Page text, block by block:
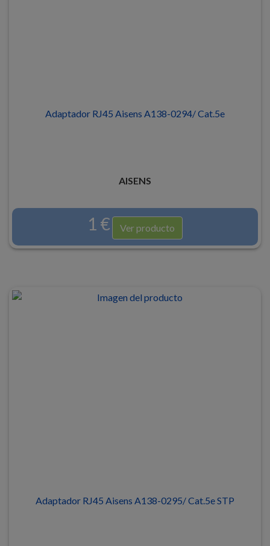
Adaptador RJ45 Aisens A138-0294/ Cat.5e
AISENS
1 € Ver producto
Adaptador RJ45 Aisens A138-0295/ Cat.5e STP